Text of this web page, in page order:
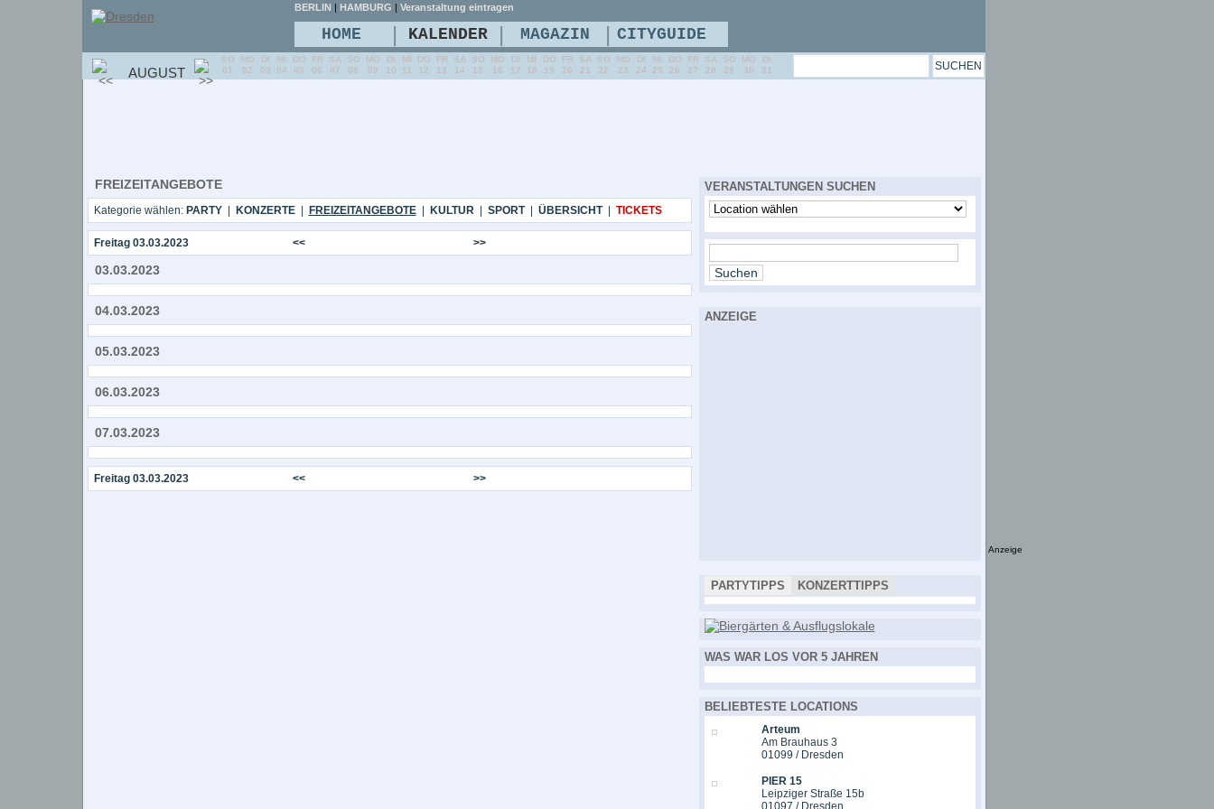
FREIZEITANGEBOTE
Kategorie wählen: PARTY| KONZERTE| FREIZEITANGEBOTE| KULTUR| SPORT| ÜBERSICHT| TICKETS
Freitag 03.03.2023 << >>
03.03.2023
04.03.2023
05.03.2023
06.03.2023
07.03.2023
Freitag 03.03.2023 << >>
VERANSTALTUNGEN SUCHEN
ANZEIGE
PARTYTIPPS KONZERTTIPPS
WAS WAR LOS VOR 5 JAHREN
BELIEBTESTE LOCATIONS
Arteum
Am Brauhaus 3
01099 / Dresden
PIER 15
Leipziger Straße 15b
01097 / Dresden
BERLIN | HAMBURG | Veranstaltung eintragen
HOME | KALENDER | MAGAZIN | CITYGUIDE
AUGUST
SO
01
MO
02
DI
03
MI
04
DO
05
FR
06
SA
07
SO
08
MO
09
DI
10
MI
11
DO
12
FR
13
SA
14
SO
15
MO
16
DI
17
MI
18
DO
19
FR
20
SA
21
SO
22
MO
23
DI
24
MI
25
DO
26
FR
27
SA
28
SO
29
MO
30
DI
31
Anzeige